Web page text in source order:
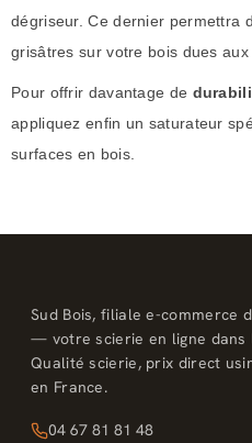
dégriseur. Ce dernier permettra
grisâtres sur votre bois dues aux
Pour offrir davantage de
appliquez enfin un saturateur
surfaces en bois.
Sud Bois, filiale e-commerce
— votre scierie en ligne dans
Qualité scierie, prix direct
en France.
04 67 81 81 48